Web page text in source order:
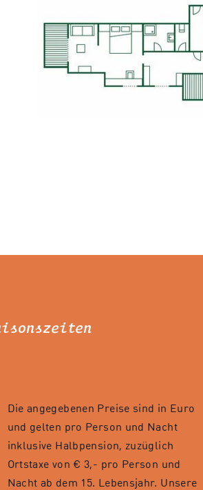
Die angegebenen Preise sind in Euro
und gelten pro Person und Nacht
inklusive Halbpension, zuzüglich
Ortstaxe von € 3,- pro Person und
Nacht ab dem 15. Lebensjahr. Unsere